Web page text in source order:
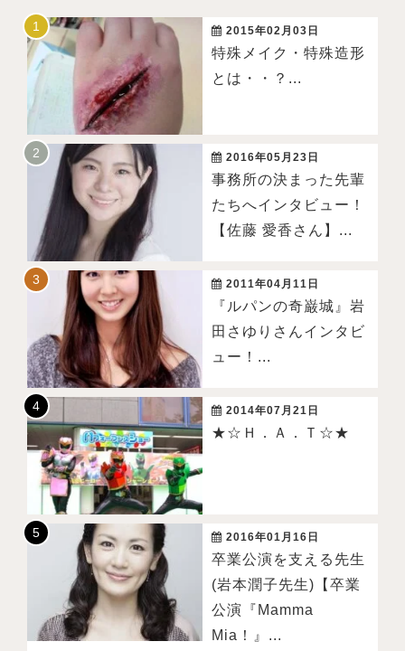
2015年02月03日
特殊メイク・特殊造形
とは・・？...
2016年05月23日
事務所の決まった先輩
たちへインタビュー！
【佐藤 愛香さん】...
2011年04月11日
『ルパンの奇巌城』岩
田さゆりさんインタビ
ュー！...
2014年07月21日
★☆Ｈ．Ａ．Ｔ☆★
2016年01月16日
卒業公演を支える先生
(岩本潤子先生)【卒業
公演『Mamma
Mia！』...